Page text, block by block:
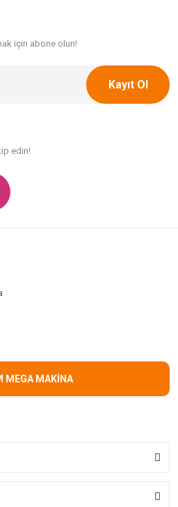
için abone olun!
Kayıt Ol
edin!
MEGA MAKİNA